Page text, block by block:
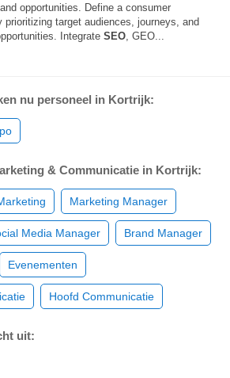
opportunities. Define a consumer
prioritizing target audiences, journeys, and
Integrate SEO, GEO...
nu personeel in Kortrijk:
& Communicatie in Kortrijk:
Marketing Manager
Media Manager Brand Manager
Evenementen
Hoofd Communicatie
uit: